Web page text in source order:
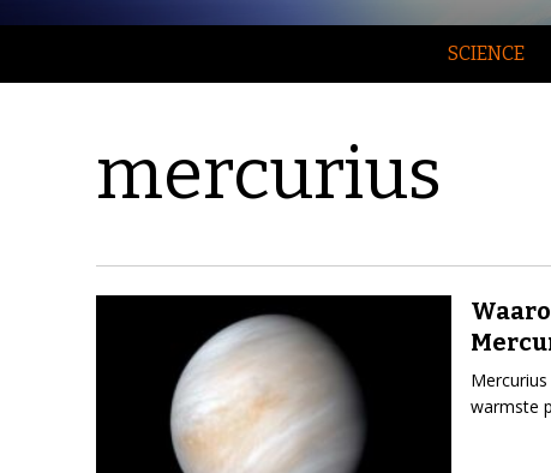
SCIENCE
mercurius
warmste